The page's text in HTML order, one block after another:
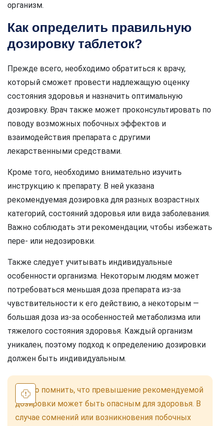
организм.
Как определить правильную
дозировку таблеток?
Прежде всего, необходимо обратиться к врачу,
который сможет провести надлежащую оценку
состояния здоровья и назначить оптимальную
дозировку. Врач также может проконсультировать по
поводу возможных побочных эффектов и
взаимодействия препарата с другими
лекарственными средствами.
Кроме того, необходимо внимательно изучить
инструкцию к препарату. В ней указана
рекомендуемая дозировка для разных возрастных
категорий, состояний здоровья или вида заболевания.
Важно соблюдать эти рекомендации, чтобы избежать
пере- или недозировки.
Также следует учитывать индивидуальные
особенности организма. Некоторым людям может
потребоваться меньшая доза препарата из-за
чувствительности к его действию, а некоторым —
большая доза из-за особенностей метаболизма или
тяжелого состояния здоровья. Каждый организм
уникален, поэтому подход к определению дозировки
должен быть индивидуальным.
Важно помнить, что превышение рекомендуемой
дозировки может быть опасным для здоровья. В
случае сомнений или возникновения побочных